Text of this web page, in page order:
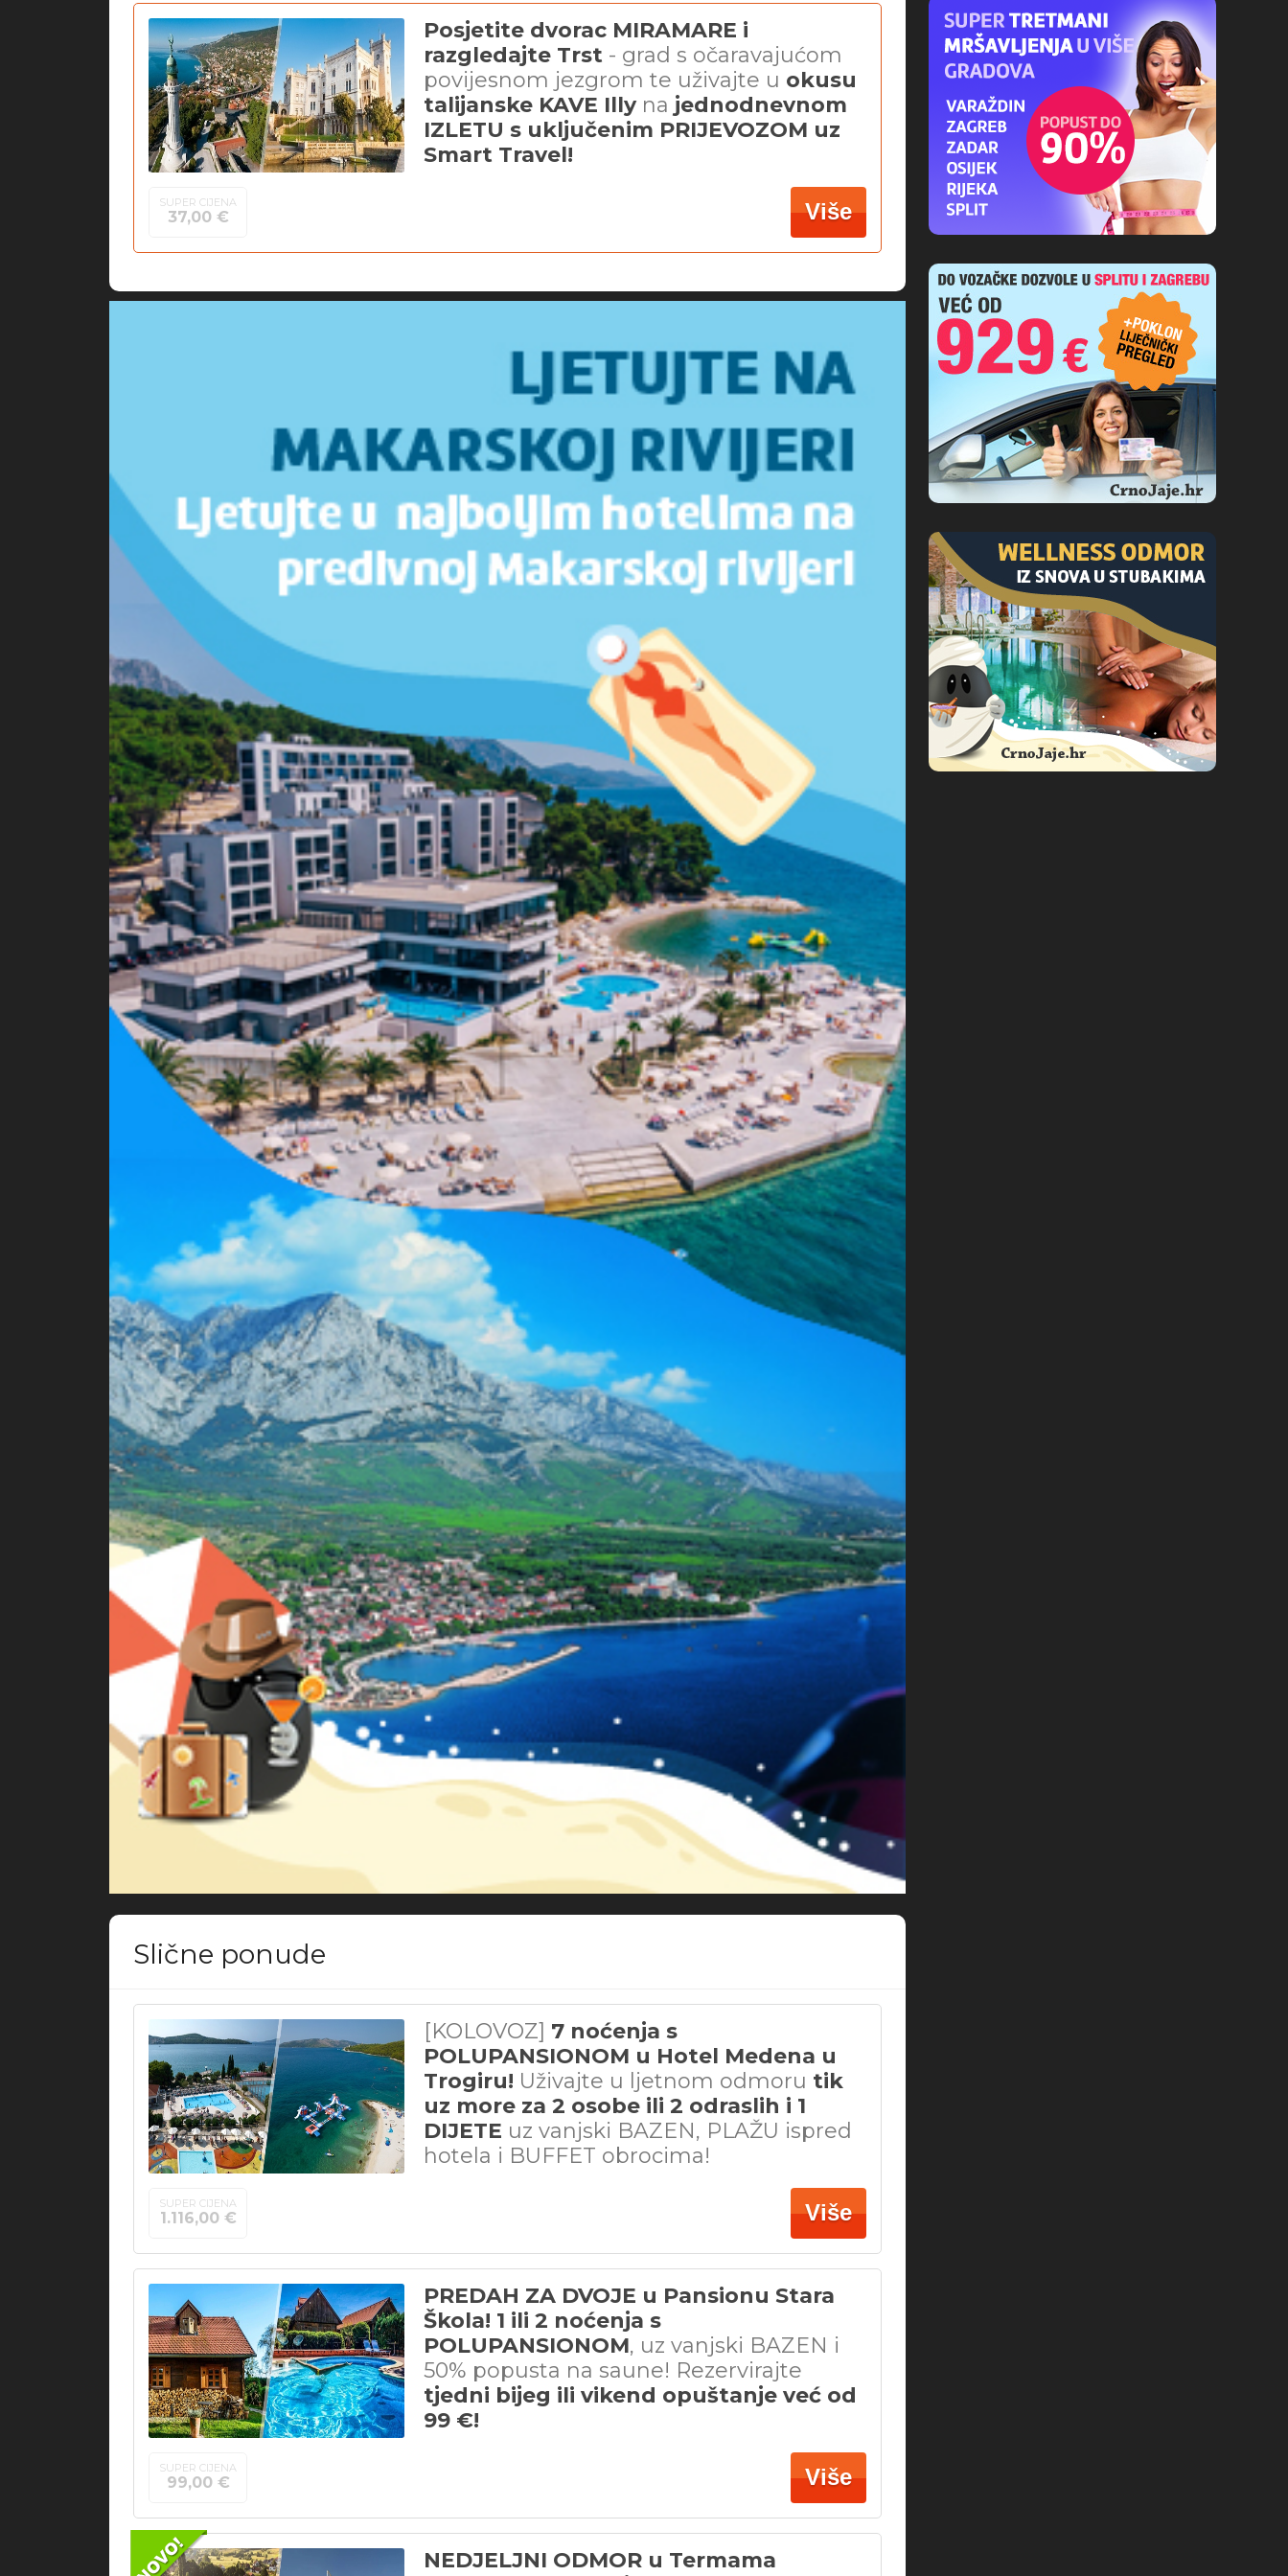
Posjetite dvorac MIRAMARE i
razgledajte Trst - grad s očaravajućom
povijesnom jezgrom te uživajte u okusu
talijanske KAVE Illy na jednodnevnom
IZLETU s uključenim PRIJEVOZOM uz
Smart Travel!
SUPER CIJENA
37,00 € Više
Slične ponude
[KOLOVOZ] 7 noćenja s
POLUPANSIONOM u Hotel Medena u
Trogiru! Uživajte u ljetnom odmoru tik
uz more za 2 osobe ili 2 odraslih i 1
DIJETE uz vanjski BAZEN, PLAŽU ispred
hotela i BUFFET obrocima!
SUPER CIJENA
1.116,00 € Više
PREDAH ZA DVOJE u Pansionu Stara
Škola! 1 ili 2 noćenja s
POLUPANSIONOM, uz vanjski BAZEN i
50% popusta na saune! Rezervirajte
tjedni bijeg ili vikend opuštanje već od
99 €!
SUPER CIJENA
99,00 € Više
NEDJELJNI ODMOR u Termama